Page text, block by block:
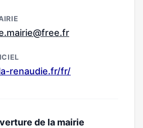
renaudie.fr/fr/
de la mairie